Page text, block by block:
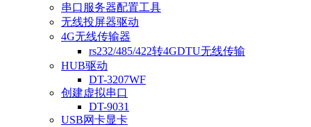
串口服务器配置工具
无线投屏器驱动
4G无线传输器
rs232/485/422转4GDTU无线传输
HUB驱动
DT-3207WF
创建虚拟串口
DT-9031
USB网卡显卡